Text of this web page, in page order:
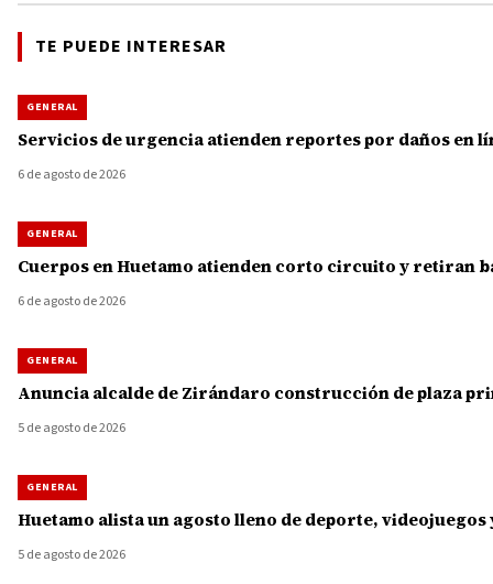
TE PUEDE INTERESAR
GENERAL
Servicios de urgencia atienden reportes por daños en
6 de agosto de 2026
GENERAL
Cuerpos en Huetamo atienden corto circuito y retiran
6 de agosto de 2026
GENERAL
Anuncia alcalde de Zirándaro construcción de plaza
5 de agosto de 2026
GENERAL
Huetamo alista un agosto lleno de deporte,
5 de agosto de 2026